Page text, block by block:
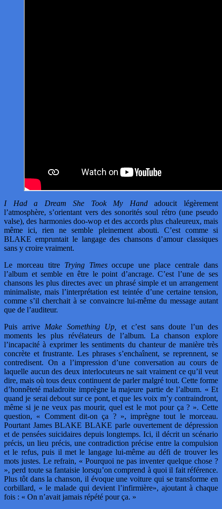
I Had a Dream She Took My Handadoucit légèrement
l’atmosphère, s’orientant vers des sonorités soul rétro (une pseudo
valse), des harmonies doo-wop et des accords plus chaleureux, mais
même ici, rien ne semble pleinement abouti. C’est comme si
BLAKE empruntait le langage des chansons d’amour classiques
sans y croire vraiment.
Le morceau titre Trying Timesoccupe une place centrale dans
l’album et semble en être le point d’ancrage. C’est l’une de ses
chansons les plus directes avec un phrasé simple et un arrangement
minimaliste, mais l’interprétation est teintée d’une certaine tension,
comme s’il cherchait à se convaincre lui-même du message autant
que de l’auditeur.
Puis arrive Make Something Up,
et c’est sans doute l’un des
moments les plus révélateurs de l’album. La chanson explore
l’incapacité à exprimer les sentiments du chanteur de manière très
concrète et frustrante. Les phrases s’enchaînent, se reprennent, se
contredisent. On a l’impression d’une conversation au cours de
laquelle aucun des deux interlocuteurs ne sait vraiment ce qu’il veut
dire, mais où tous deux continuent de parler malgré tout. Cette forme
d’honnêteté maladroite imprègne la majeure partie de l’album. « Et
quand je serai debout sur ce pont, et que les voix m’y contraindront,
même si je ne veux pas mourir, quel est le mot pour ça ? ». Cette
question, « Comment dit-on ça ? », imprègne tout le morceau.
Pourtant James BLAKE BLAKE parle ouvertement de dépression
et de pensées suicidaires depuis longtemps. Ici, il décrit un scénario
précis, un lieu précis, une contradiction précise entre la compulsion
et le refus, puis il met le langage lui-même au défi de trouver les
mots justes. Le refrain, « Pourquoi ne pas inventer quelque chose ?
», perd toute sa fantaisie lorsqu’on comprend à quoi il fait référence.
Plus tôt dans la chanson, il évoque une voiture qui se transforme en
corbillard, « le malade qui devient l’infirmière», ajoutant à chaque
fois : « On n’avait jamais répété pour ça. »